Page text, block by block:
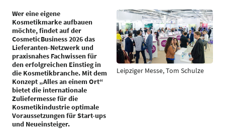
Wer eine eigene
Kosmetikmarke aufbauen
möchte, findet auf der
CosmeticBusiness 2026 das
Lieferanten-Netzwerk und
praxisnahes Fachwissen für
den erfolgreichen Einstieg in
die Kosmetikbranche. Mit dem
Konzept „Alles an einem Ort“
bietet die internationale
Zuliefermesse für die
Kosmetikindustrie optimale
Voraussetzungen für Start-ups
und Neueinsteiger.
Leipziger Messe, Tom Schulze